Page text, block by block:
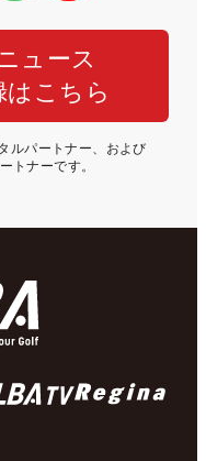
ュース
はこちら
ルパートナー、および
トナーです。